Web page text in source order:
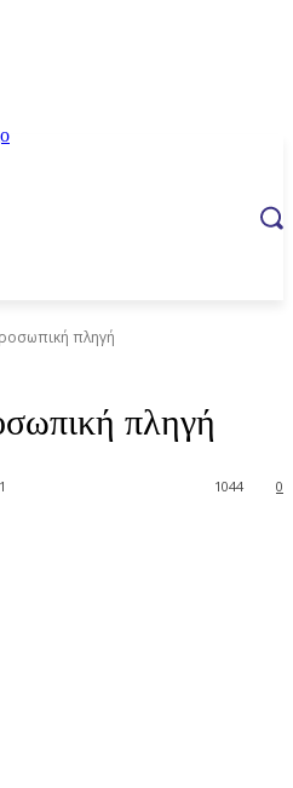
πληγή
πληγή
0
1044